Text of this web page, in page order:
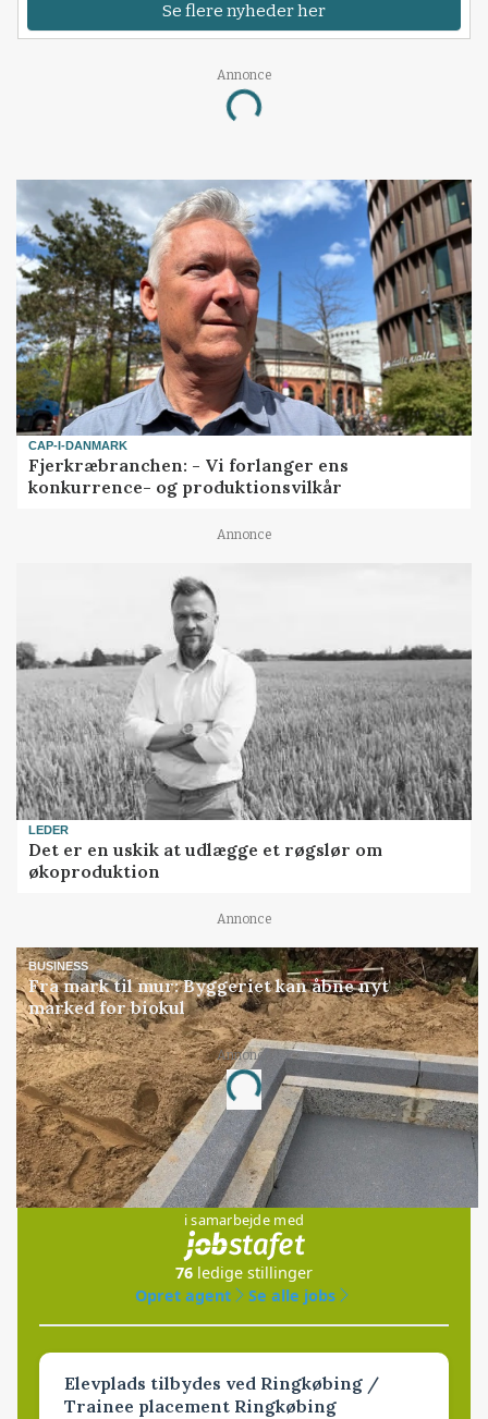
Se flere nyheder her
Annonce
Loading...
CAP-I-DANMARK
Fjerkræbranchen: - Vi forlanger ens
konkurrence- og produktionsvilkår
Annonce
LEDER
Det er en uskik at udlægge et røgslør om
økoproduktion
Annonce
BUSINESS
Fra mark til mur: Byggeriet kan åbne nyt
marked for biokul
Annonce
Loading...
Jobs
i samarbejde med
76 ledige stillinger
Opret agent
Se alle jobs
Elevplads tilbydes ved Ringkøbing /
Trainee placement Ringkøbing